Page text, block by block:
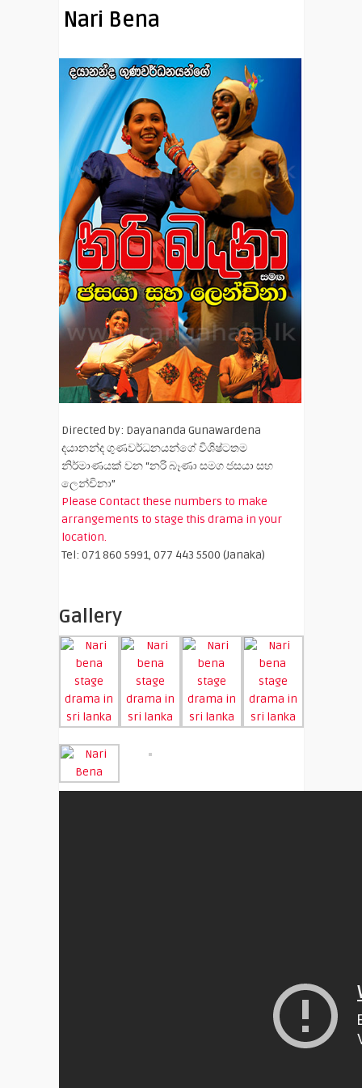
Nari Bena
Directed by: Dayananda Gunawardena
දයානන්ද ගුණවර්ධනයන්ගේ විශිෂ්ටතම
නිර්මාණයක් වන “නරි බෑණා සමග ජසයා සහ
ලෙන්චිනා”
Please Contact these numbers to make
arrangements to stage this drama in your
location.
Tel: 071 860 5991, 077 443 5500 (Janaka)
Gallery